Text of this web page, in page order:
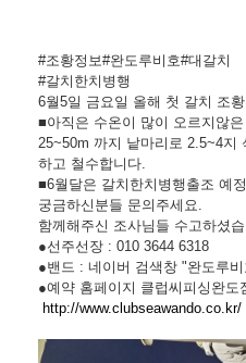
#조황정보#완도루비호#대갈치
#갈치한치병행
6월5일 금요일 올해 첫 갈치 조
■아직은 수온이 많이 오르지않
25~50m 까지 낱마리로 2.5~4지
하고 철수합니다.
■6월달은 갈치한치병행출조 예
궁금하신분들 문의주세요.
함께해주신 조사님들 수고하셨
●선주선장 : 010 3644 6318
●밴드 : 네이버 검색창 "완도루비
●예약 홈페이지 클럽씨피싱완도
http://www.clubseawando.co.kr/